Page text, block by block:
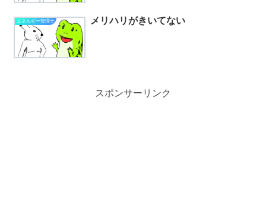
エネルギー管理士 メリハリがきいてない
スポンサーリンク